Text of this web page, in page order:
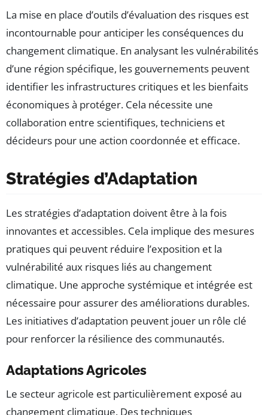
La mise en place d’outils d’évaluation des risques est
incontournable pour anticiper les conséquences du
changement climatique. En analysant les vulnérabilités
d’une région spécifique, les gouvernements peuvent
identifier les infrastructures critiques et les bienfaits
économiques à protéger. Cela nécessite une
collaboration entre scientifiques, techniciens et
décideurs pour une action coordonnée et efficace.
Stratégies d’Adaptation
Les stratégies d’adaptation doivent être à la fois
innovantes et accessibles. Cela implique des mesures
pratiques qui peuvent réduire l’exposition et la
vulnérabilité aux risques liés au changement
climatique. Une approche systémique et intégrée est
nécessaire pour assurer des améliorations durables.
Les initiatives d’adaptation peuvent jouer un rôle clé
pour renforcer la résilience des communautés.
Adaptations Agricoles
Le secteur agricole est particulièrement exposé au
changement climatique. Des techniques